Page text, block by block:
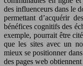
des influenceurs dans le
permettant d’acquérir
bénéfices cognitifs des
exemple, pourrait être
que les sites avec un
mieux se positionner
des pages web